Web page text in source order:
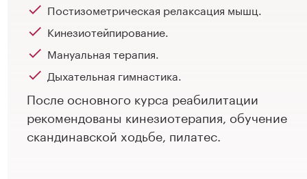
Постизометрическая релаксация мышц.
Кинезиотейпирование.
Мануальная терапия.
Дыхательная гимнастика.
После основного курса реабилитации
рекомендованы кинезиотерапия, обучение
скандинавской ходьбе, пилатес.